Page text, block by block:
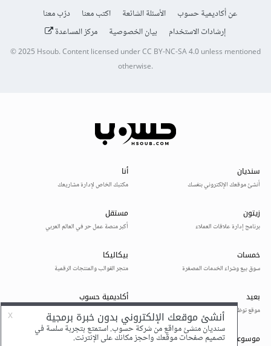
عن أكاديمية حسوب الأسئلة الشائعة اكتب معنا
درّب معنا
إرشادات الاستخدام
بيان الخصوصية مركز المساعدة
© 2025Hsoub.Content licensed underCC BY-NC-SA 4.0unless mentioned
otherwise.